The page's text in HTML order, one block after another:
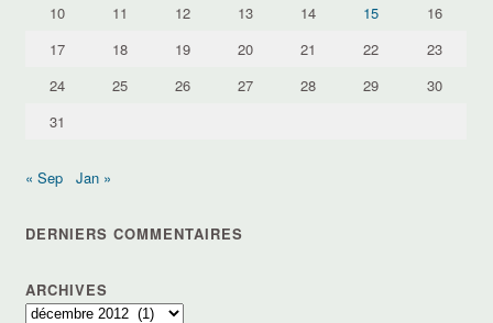
10
11 12 13 14 15
16
17
18 19 20 21 22
23
24
25 26 27 28 29
30
31
« Sep Jan »
DERNIERS COMMENTAIRES
ARCHIVES
Archives